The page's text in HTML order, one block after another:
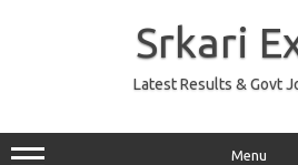
Srkari
Latest Results & Govt
Menu